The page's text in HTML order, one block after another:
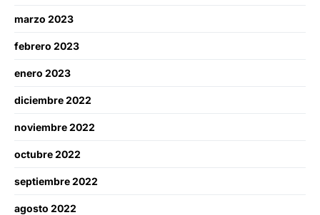
marzo 2023
febrero 2023
enero 2023
diciembre 2022
noviembre 2022
octubre 2022
septiembre 2022
agosto 2022